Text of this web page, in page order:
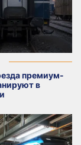
премиум-
в